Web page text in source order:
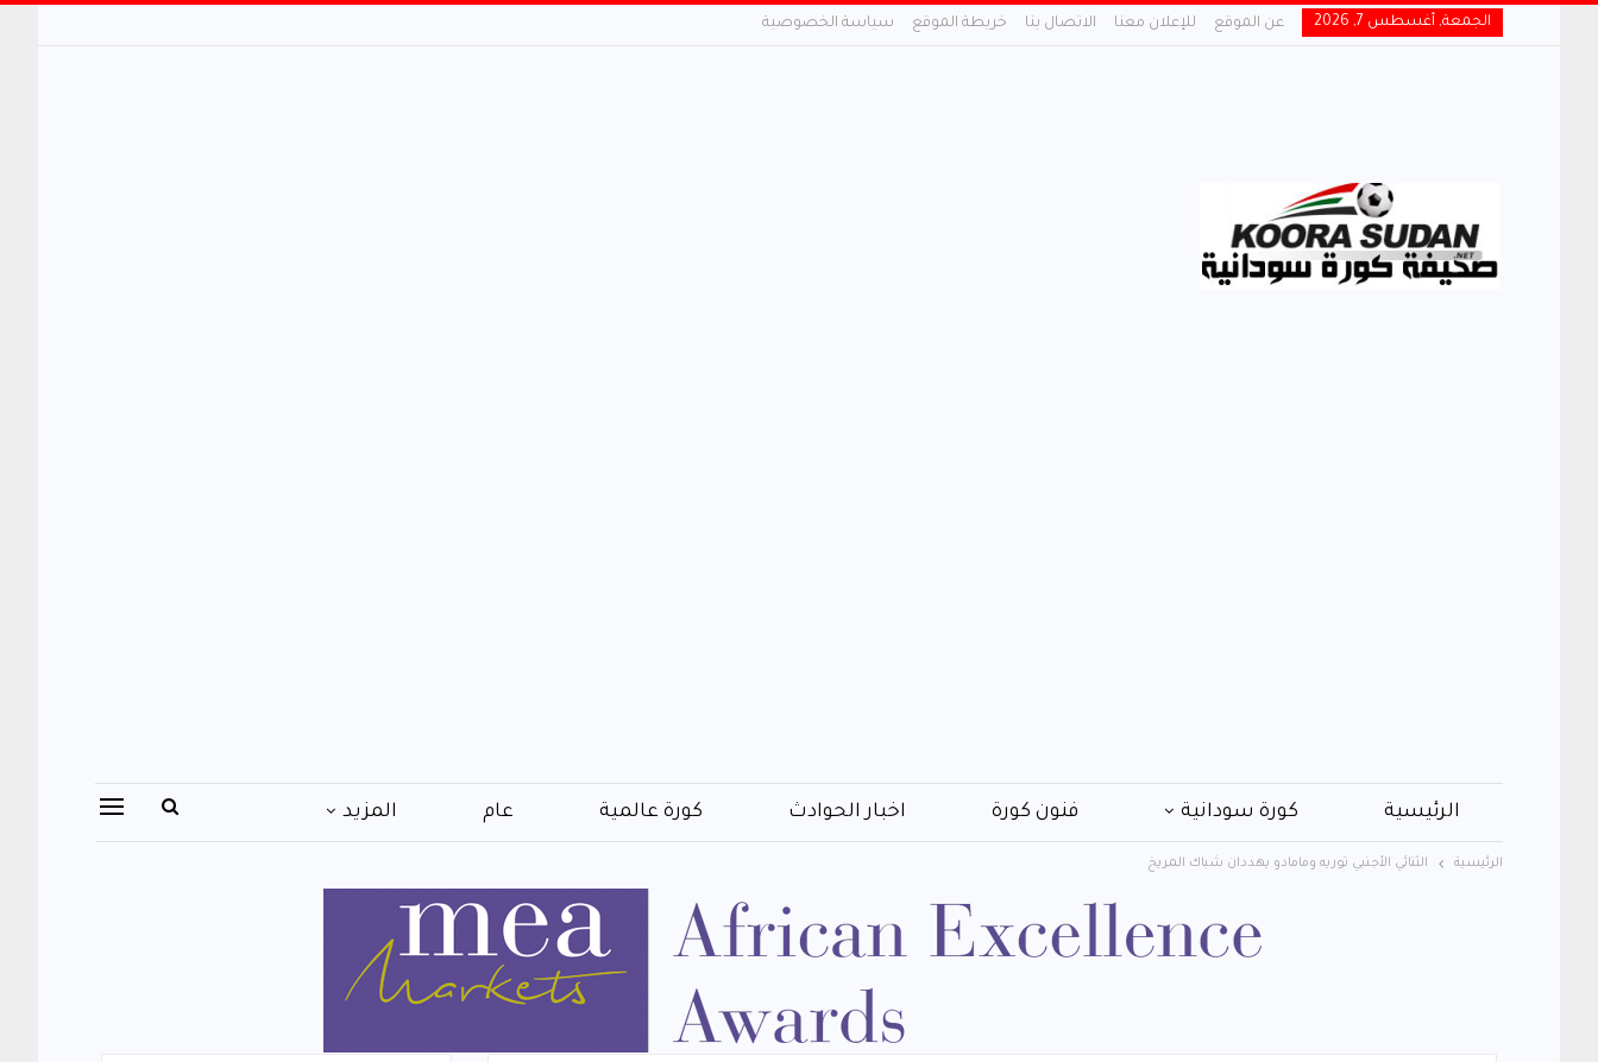
الجمعة, أغسطس 7, 2026 عن الموقع للإعلان معنا الاتصال بنا خريطة الموقع سياسة الخصوصية
الرئيسية كورة سودانية فنون كورة اخبار الحوادث كورة عالمية عام المزيد
الرئيسية الثنائي الأجنبي توريه ومامادو يهددان شباك المريخ